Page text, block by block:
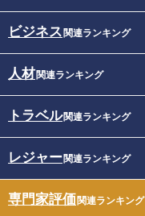
ビジネス 関連ランキング
人材関連ランキング
トラベル関連ランキング
レジャー関連ランキング
専門家評価関連ランキング